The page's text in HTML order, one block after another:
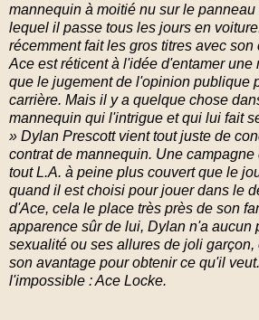
mannequin à moitié nu sur le
lequel il passe tous les jours en
récemment fait les gros titres avec
Ace est réticent à l'idée d'entamer une
que le jugement de l'opinion publique
carrière. Mais il y a quelque chose
mannequin qui l'intrigue et qui lui fait
» Dylan Prescott vient tout juste de
contrat de mannequin. Une
tout L.A. à peine plus couvert que le
quand il est choisi pour jouer dans le
d'Ace, cela le place très près de son
apparence sûr de lui, Dylan n'a aucun
sexualité ou ses allures de joli
son avantage pour obtenir ce qu'il
l'impossible : Ace Locke.